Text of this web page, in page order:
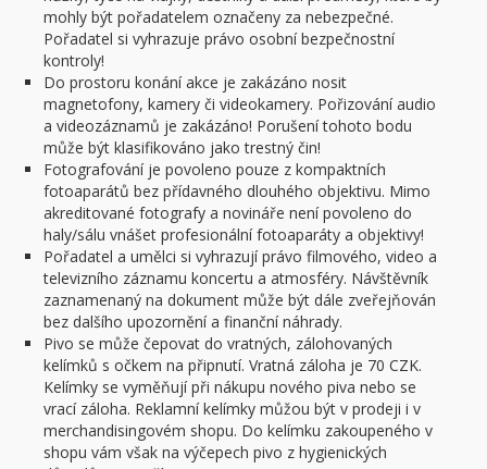
mohly být pořadatelem označeny za nebezpečné.
Pořadatel si vyhrazuje právo osobní bezpečnostní
kontroly!
Do prostoru konání akce je zakázáno nosit
magnetofony, kamery či videokamery. Pořizování audio
a videozáznamů je zakázáno! Porušení tohoto bodu
může být klasifikováno jako trestný čin!
Fotografování je povoleno pouze z kompaktních
fotoaparátů bez přídavného dlouhého objektivu. Mimo
akreditované fotografy a novináře není povoleno do
haly/sálu vnášet profesionální fotoaparáty a objektivy!
Pořadatel a umělci si vyhrazují právo filmového, video a
televizního záznamu koncertu a atmosféry. Návštěvník
zaznamenaný na dokument může být dále zveřejňován
bez dalšího upozornění a finanční náhrady.
Pivo se může čepovat do vratných, zálohovaných
kelímků s očkem na připnutí. Vratná záloha je 70 CZK.
Kelímky se vyměňují při nákupu nového piva nebo se
vrací záloha. Reklamní kelímky můžou být v prodeji i v
merchandisingovém shopu. Do kelímku zakoupeného v
shopu vám však na výčepech pivo z hygienických